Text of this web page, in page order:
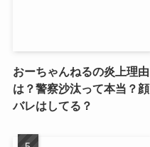
おーちゃんねるの炎上理由
は？警察沙汰って本当？顔
バレはしてる？